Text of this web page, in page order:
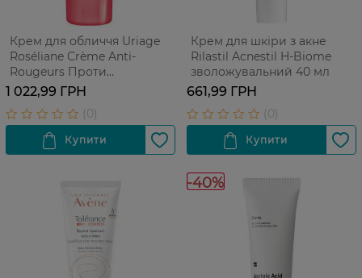
Крем для обличчя Uriage
Roséliane Crème Anti-
Rougeurs Проти
почервонінь 40 мл
1 022,99 ГРН
Крем для шкіри з акне
Rilastil Acnestil H-Biome
зволожувальний 40 мл
661,99 ГРН
-40%